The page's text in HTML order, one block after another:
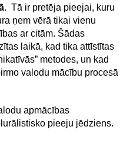
. Tā ir pretēja pieejai, kuru
ņem vērā tikai vienu
ar citām. Šādas
laikā, kad tika attīstītas
metodes, un kad
valodu mācību procesā
apmācības
pieeju jēdziens.